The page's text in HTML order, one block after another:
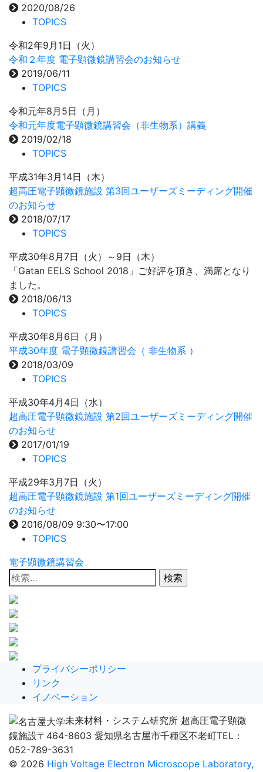
2020/08/26
TOPICS
令和2年9月1日（火）
令和２年度 電子顕微鏡講習会のお知らせ
2019/06/11
TOPICS
令和元年8月5日（月）
令和元年度電子顕微鏡講習会（非生物系）講義
2019/02/18
TOPICS
平成31年3月14日（木）
超高圧電子顕微鏡施設 第3回ユーザーズミーディング開催
のお知らせ
2018/07/17
TOPICS
平成30年8月7日（火）～9日（木）
「Gatan EELS School 2018」ご好評を頂き、満席となり
ました。
2018/06/13
TOPICS
平成30年8月6日（月）
平成30年度 電子顕微鏡講習会（ 非生物系 ）
2018/03/09
TOPICS
平成30年4月4日（水）
超高圧電子顕微鏡施設 第2回ユーザーズミーディング開催
のお知らせ
2017/01/19
TOPICS
平成29年3月7日（火）
超高圧電子顕微鏡施設 第1回ユーザーズミーディング開催
のお知らせ
2016/08/09 9:30〜17:00
TOPICS
電子顕微鏡講習会
検
索:
プライバシーポリシー
リンク
イノベーション
未来材料・システム研究所 超高圧電子顕微
鏡施設〒464-8603 愛知県名古屋市千種区不老町TEL：
052-789-3631
© 2026 High Voltage Electron Microscope Laboratory,